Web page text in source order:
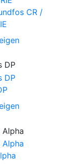
CR /